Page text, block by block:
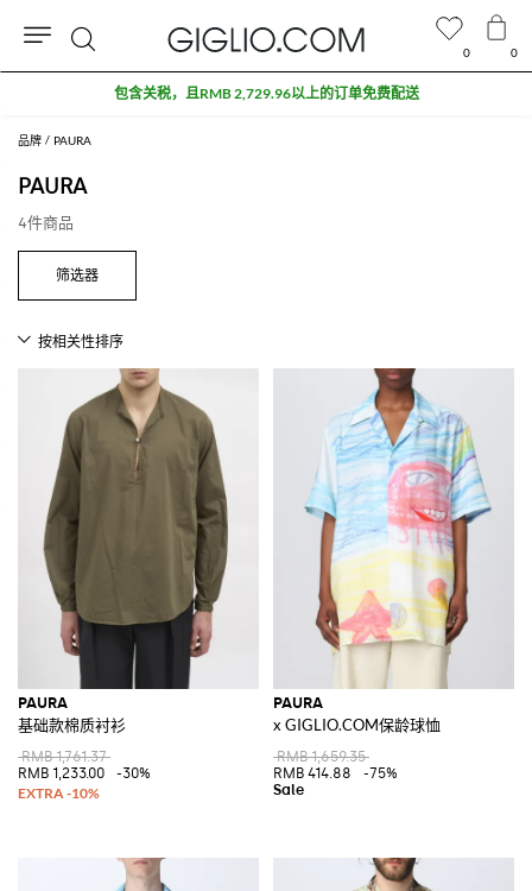
品牌 PAURA
PAURA
4件商品
PAURA
基础款棉质衬衫
RMB 1,761.37
RMB 1,233.00
-30%
PAURA
x GIGLIO.COM保龄球恤
RMB 1,659.35
RMB 414.88
-75%
0 0
包含关税，且RMB 2,729.96以上的订单免费配送